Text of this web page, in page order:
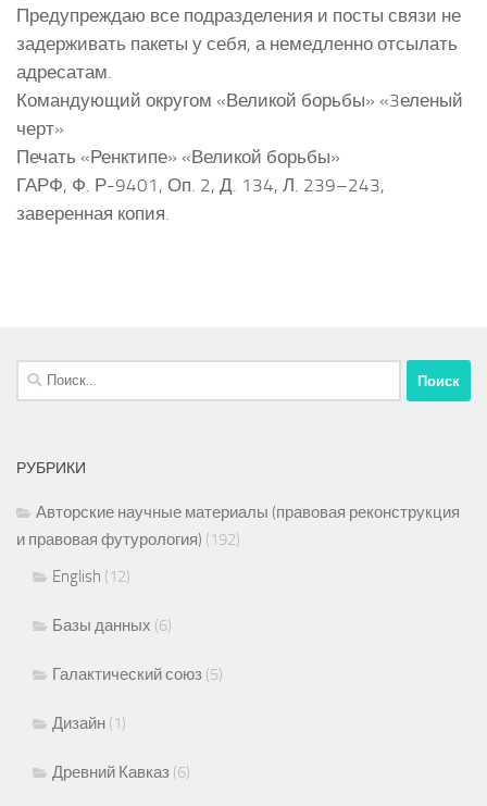
Предупреждаю все подразделения и посты связи не
задерживать пакеты у себя, а немедленно отсылать
адресатам.
Командующий округом «Великой борьбы» «3еленый
черт»
Печать «Ренктипе» «Великой борьбы»
ГАРФ, Ф. Р-9401, Оп. 2, Д. 134, Л. 239–243,
заверенная копия.
Найти:
РУБРИКИ
Авторские научные материалы (правовая реконструкция
и правовая футурология) (192)
English (12)
Базы данных (6)
Галактический союз (5)
Дизайн (1)
Древний Кавказ (6)